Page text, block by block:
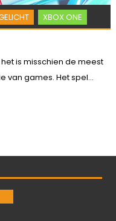
XBOX ONE
is misschien de meest
van games. Het spel...